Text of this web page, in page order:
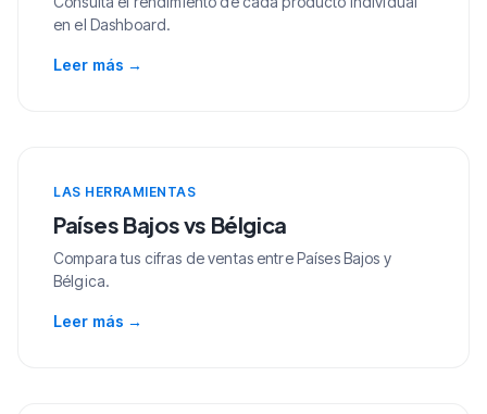
en el Dashboard.
Leer más →
LAS HERRAMIENTAS
Países Bajos vs Bélgica
Compara tus cifras de ventas entre Países Bajos y
Bélgica.
Leer más →